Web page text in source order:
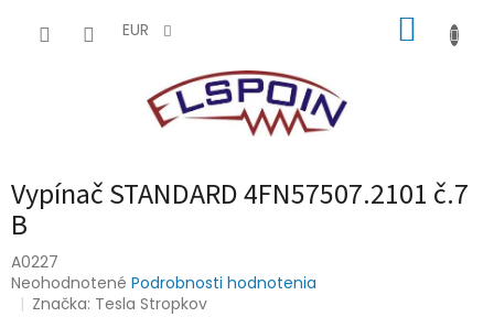
EUR
Vypínač STANDARD 4FN57507.2101 č.7
B
A0227
Priemerné
hodnotenie
Neohodnotené Podrobnosti hodnotenia
Značka: Tesla Stropkov